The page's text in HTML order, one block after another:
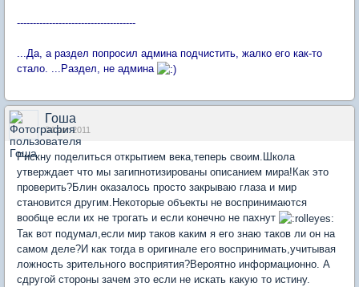
-------------------------------------
...Да, а раздел попросил админа подчистить, жалко его как-то
стало. ...Раздел, не админа
Гоша
04 авг 2011
Рискну поделиться открытием века,теперь своим.Школа
утверждает что мы загипнотизированы описанием мира!Как это
проверить?Блин оказалось просто закрываю глаза и мир
становится другим.Некоторые объекты не воспринимаются
вообще если их не трогать и если конечно не пахнут
Так вот подумал,если мир таков каким я его знаю таков ли он на
самом деле?И как тогда в оригинале его воспринимать,учитывая
ложность зрительного восприятия?Вероятно информационно. А
сдругой стороны зачем это если не искать какую то истину.